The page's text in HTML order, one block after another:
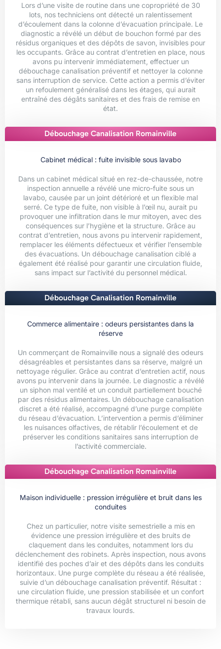
Lors d’une visite de routine dans une copropriété de 30
lots, nos techniciens ont détecté un ralentissement
d’écoulement dans la colonne d’évacuation principale. Le
diagnostic a révélé un début de bouchon formé par des
résidus organiques et des dépôts de savon, invisibles pour
les occupants. Grâce au contrat d’entretien en place, nous
avons pu intervenir immédiatement, effectuer un
débouchage canalisation préventif et nettoyer la colonne
sans interruption de service. Cette action a permis d’éviter
un refoulement généralisé dans les étages, qui aurait
entraîné des dégâts sanitaires et des frais de remise en
état.
Débouchage Canalisation Romainville
Cabinet médical : fuite invisible sous lavabo
Dans un cabinet médical situé en rez-de-chaussée, notre
inspection annuelle a révélé une micro-fuite sous un
lavabo, causée par un joint détérioré et un flexible mal
serré. Ce type de fuite, non visible à l’œil nu, aurait pu
provoquer une infiltration dans le mur mitoyen, avec des
conséquences sur l’hygiène et la structure. Grâce au
contrat d’entretien, nous avons pu intervenir rapidement,
remplacer les éléments défectueux et vérifier l’ensemble
des évacuations. Un débouchage canalisation ciblé a
également été réalisé pour garantir une circulation fluide,
sans impact sur l’activité du personnel médical.
Débouchage Canalisation Romainville
Commerce alimentaire : odeurs persistantes dans la
réserve
Un commerçant de Romainville nous a signalé des odeurs
désagréables et persistantes dans sa réserve, malgré un
nettoyage régulier. Grâce au contrat d’entretien actif, nous
avons pu intervenir dans la journée. Le diagnostic a révélé
un siphon mal ventilé et un conduit partiellement bouché
par des résidus alimentaires. Un débouchage canalisation
discret a été réalisé, accompagné d’une purge complète
du réseau d’évacuation. L’intervention a permis d’éliminer
les nuisances olfactives, de rétablir l’écoulement et de
préserver les conditions sanitaires sans interruption de
l’activité commerciale.
Débouchage Canalisation Romainville
Maison individuelle : pression irrégulière et bruit dans les
conduites
Chez un particulier, notre visite semestrielle a mis en
évidence une pression irrégulière et des bruits de
claquement dans les conduites, notamment lors du
déclenchement des robinets. Après inspection, nous avons
identifié des poches d’air et des dépôts dans les conduits
horizontaux. Une purge complète du réseau a été réalisée,
suivie d’un débouchage canalisation préventif. Résultat :
une circulation fluide, une pression stabilisée et un confort
thermique rétabli, sans aucun dégât structurel ni besoin de
travaux lourds.